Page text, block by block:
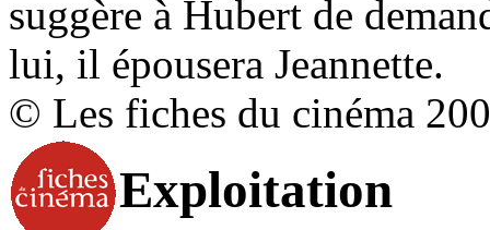
suggère à Hubert de
lui, il épousera Jeannette.
© Les fiches du cinéma
Exploitation